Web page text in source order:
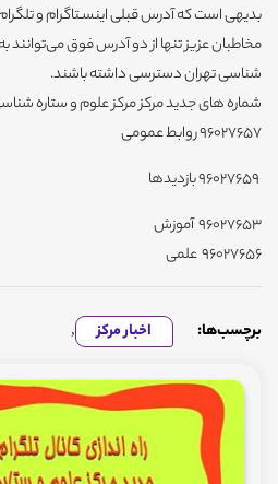
بدیهی است که آدرس قبلی اینسـتاگرام و
مخاطبان عزیز تنها از دو آدرس فوق می‌توانند
شناسی تهران دسترسی داشته باشند.
شماره های جدید مرکز مرکز علوم و ستاره
96027657 روابط عمومی
96027653 آموزش
96027656 علمی
برچسب‌ها: اخبار مرکز ,